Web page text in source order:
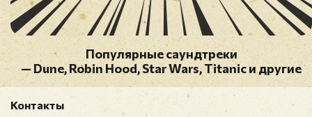
Популярные саундтреки
— Dune, Robin Hood, Star Wars, Titanic и другие
Контакты